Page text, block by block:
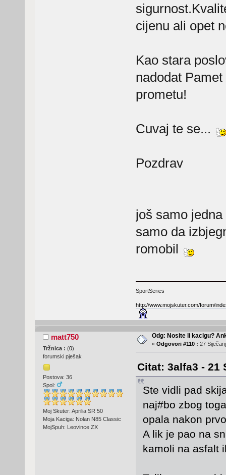
cijenu ali opet
Kao stara
nadodat
prometu!
Cuvaj te se...
Pozdrav
još samo
samo da
romobil
SportSeries
http://www.mojskuter.com/forum/
matt750
Tržnica : (0)
forumski pješak
Postova: 36
Spol:
Moj Skuter: Aprilia SR 50
Moja Kaciga: Nolan N85 Classic
MojSpuh: Leovince ZX
Odg: Nosite li kacigu?
« Odgovori #110 : 27
Citat: 3alfa3 - 21
Ste vidli pad
naj#bo zbog
opala nakon
A lik je pao na
kamoli na asfalt